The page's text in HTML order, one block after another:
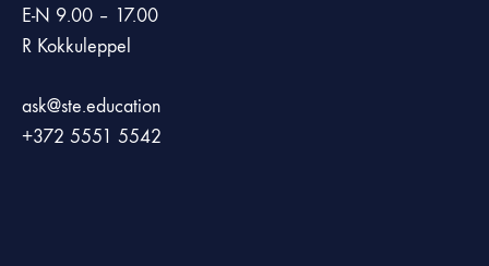
E-N 9.00 – 17.00
R Kokkuleppel
ask@ste.education
+372 5551 5542